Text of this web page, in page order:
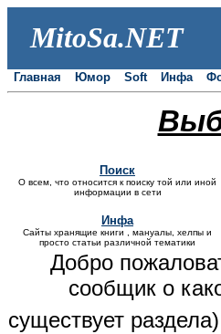
MitoSa.NET
Главная Юмор Soft| | Инфа
Поиск
О всем, что относится к поиску той или иной
информации в сети
Инфа
Сайты хранящие книги , мануалы, хелпы и
просто статьи различной тематики
Добро
сообщик о
существует раздела)